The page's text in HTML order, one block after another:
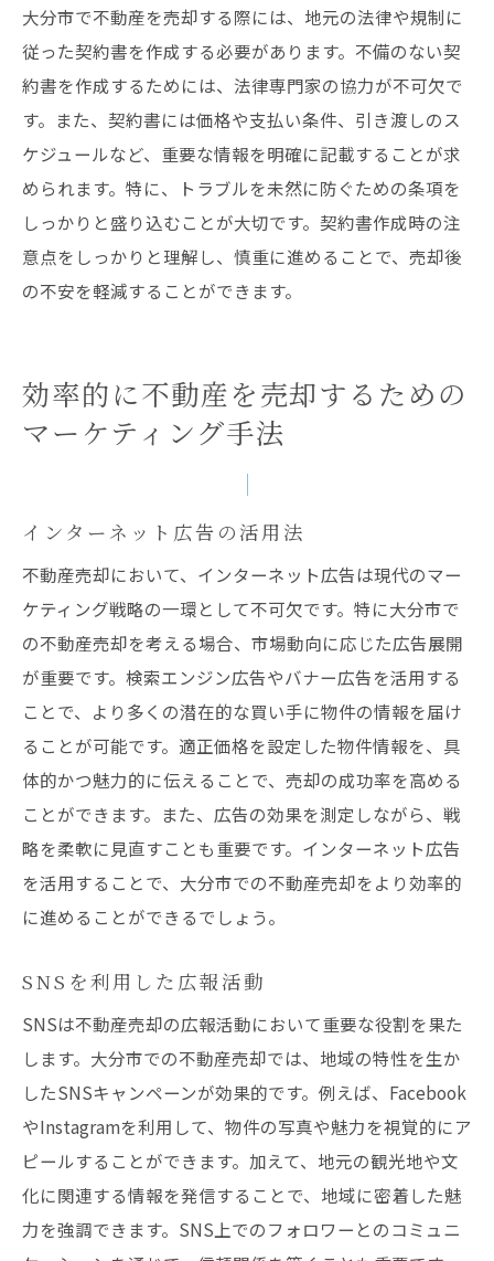
大分市で不動産を売却する際には、地元の法律や規制に
従った契約書を作成する必要があります。不備のない契
約書を作成するためには、法律専門家の協力が不可欠で
す。また、契約書には価格や支払い条件、引き渡しのス
ケジュールなど、重要な情報を明確に記載することが求
められます。特に、トラブルを未然に防ぐための条項を
しっかりと盛り込むことが大切です。契約書作成時の注
意点をしっかりと理解し、慎重に進めることで、売却後
の不安を軽減することができます。
効率的に不動産を売却するための
マーケティング手法
インターネット広告の活用法
不動産売却において、インターネット広告は現代のマー
ケティング戦略の一環として不可欠です。特に大分市で
の不動産売却を考える場合、市場動向に応じた広告展開
が重要です。検索エンジン広告やバナー広告を活用する
ことで、より多くの潜在的な買い手に物件の情報を届け
ることが可能です。適正価格を設定した物件情報を、具
体的かつ魅力的に伝えることで、売却の成功率を高める
ことができます。また、広告の効果を測定しながら、戦
略を柔軟に見直すことも重要です。インターネット広告
を活用することで、大分市での不動産売却をより効率的
に進めることができるでしょう。
SNSを利用した広報活動
SNSは不動産売却の広報活動において重要な役割を果た
します。大分市での不動産売却では、地域の特性を生か
したSNSキャンペーンが効果的です。例えば、Facebook
やInstagramを利用して、物件の写真や魅力を視覚的にア
ピールすることができます。加えて、地元の観光地や文
化に関連する情報を発信することで、地域に密着した魅
力を強調できます。SNS上でのフォロワーとのコミュニ